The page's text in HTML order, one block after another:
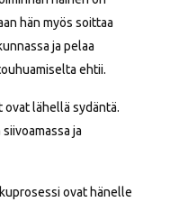
hän myös soittaa
ja pelaa
ehtii.
ovat lähellä sydäntä.
ja
ovat hänelle